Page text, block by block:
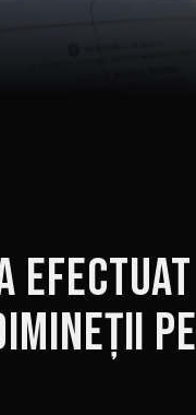
efectuat
pe